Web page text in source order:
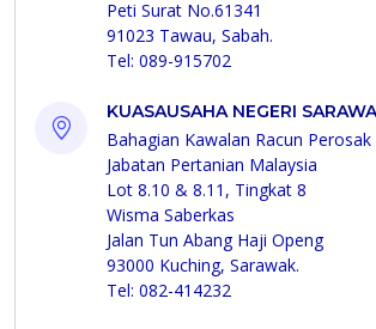
Peti Surat No.61341
91023 Tawau, Sabah.
Tel: 089-915702
KUASAUSAHA NEGERI
Bahagian Kawalan Racun
Jabatan Pertanian Malaysia
Lot 8.10 & 8.11, Tingkat 8
Wisma Saberkas
Jalan Tun Abang Haji Openg
93000 Kuching, Sarawak.
Tel: 082-414232